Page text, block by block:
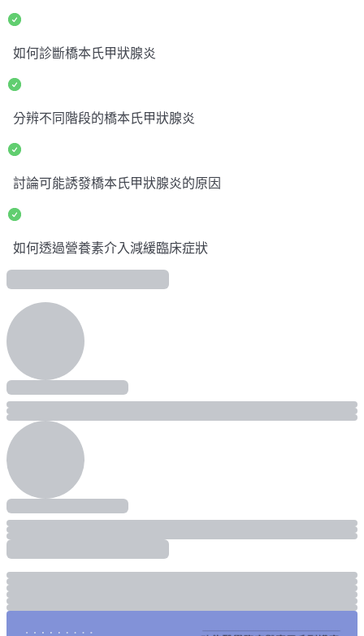
如何診斷橋本氏甲狀腺炎
分辨不同階段的橋本氏甲狀腺炎
討論可能誘發橋本氏甲狀腺炎的原因
如何透過營養素介入減緩臨床症狀